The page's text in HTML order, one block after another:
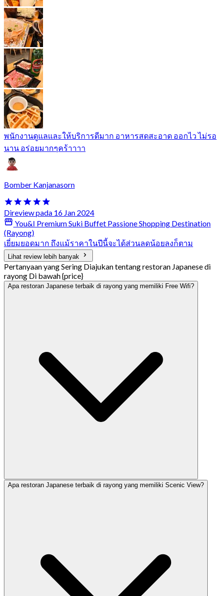
พนักงานดูแลและให้บริการดีมาก อาหารสดสะอาด ออกไว ไม่รอ
นาน อร่อยมากๆคร้าาาา
Bomber Kanjanasorn
Direview pada 16 Jan 2024
You&I Premium Suki Buffet Passione Shopping Destination
(Rayong)
เยี่ยมยอดมาก ถึงแม้ราคาในปีนี้จะได้ส่วนลดน้อยลงก็ตาม
Lihat review lebih banyak
Pertanyaan yang Sering Diajukan tentang restoran Japanese di
rayong Di bawah {price}
Apa restoran Japanese terbaik di rayong yang memiliki Free Wifi?
Apa restoran Japanese terbaik di rayong yang memiliki Scenic View?